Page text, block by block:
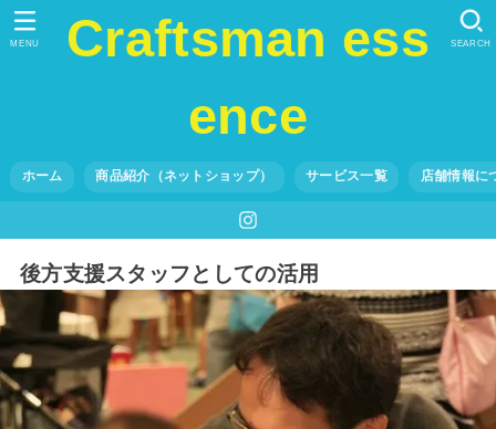
Craftsman ess
ence
ホーム 商品紹介（ネットショップ） サービス一覧 店舗情報に
SEARCH
MENU
後方支援スタッフとしての活用